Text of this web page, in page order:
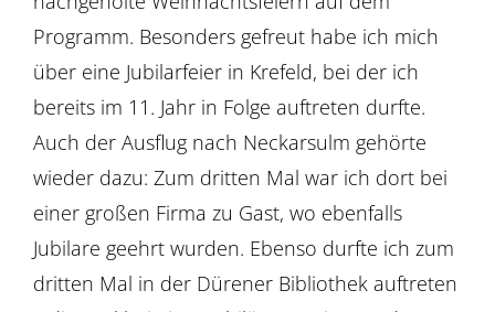
Programm. Besonders gefreut habe ich mich
über eine Jubilarfeier in Krefeld, bei der ich
bereits im 11. Jahr in Folge auftreten durfte.
Auch der Ausflug nach Neckarsulm gehörte
wieder dazu: Zum dritten Mal war ich dort bei
einer großen Firma zu Gast, wo ebenfalls
Jubilare geehrt wurden. Ebenso durfte ich zum
dritten Mal in der Dürener Bibliothek auftreten